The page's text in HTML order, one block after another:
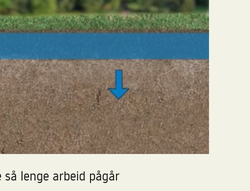
lenge arbeid pågår